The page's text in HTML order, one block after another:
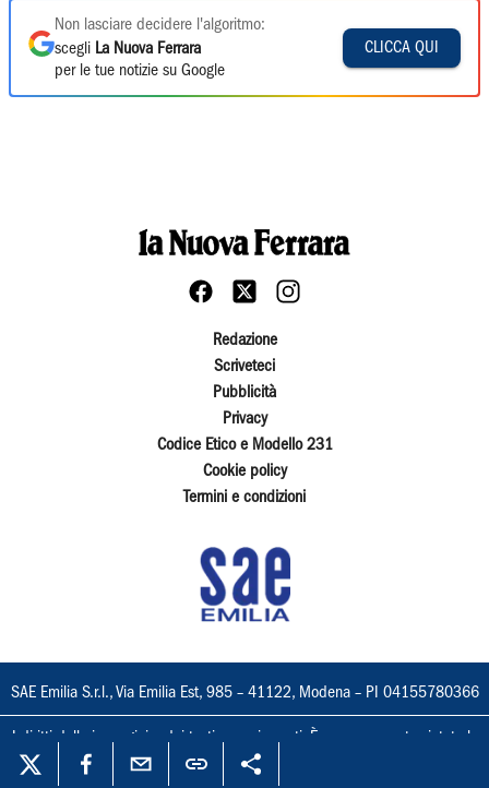
Non lasciare decidere l'algoritmo:
scegli La Nuova Ferrara
per le tue notizie su Google
CLICCA QUI
Redazione
Scriveteci
Pubblicità
Privacy
Codice Etico e Modello 231
Cookie policy
Termini e condizioni
SAE Emilia S.r.l., Via Emilia Est, 985 – 41122, Modena – PI 04155780366
I diritti delle immagini e dei testi sono riservati. È espressamente vietata la
loro riproduzione con qualsiasi mezzo e l'adattamento totale o parziale.